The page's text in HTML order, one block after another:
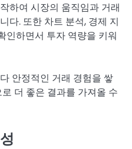
하여 시장의 움직임과 거래
다. 또한 차트 분석, 경제 지
인하면서 투자 역량을 키워
안정적인 거래 경험을 쌓
더 좋은 결과를 가져올 수